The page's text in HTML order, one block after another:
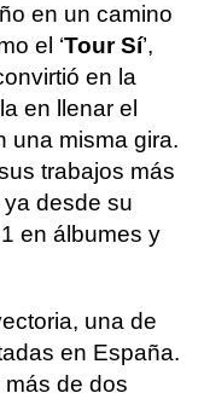
en un camino
el ‘Tour Sí’,
en la
en llenar el
una misma gira.
trabajos más
ya desde su
en álbumes y
una de
en España.
de dos